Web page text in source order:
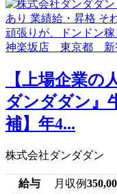
【上場企業の
ダンダダン』
補】年4...
株式会社ダンダダン
給与 月収例